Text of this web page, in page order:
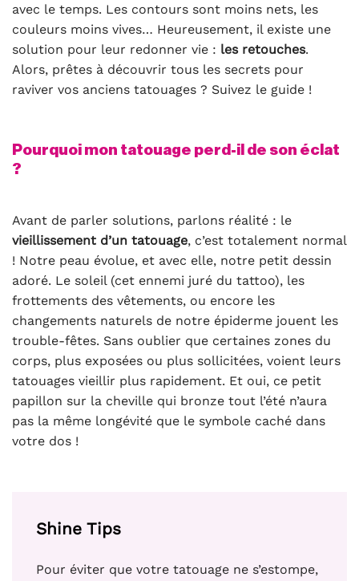
avec le temps. Les contours sont moins nets, les
couleurs moins vives… Heureusement, il existe une
solution pour leur redonner vie : les retouches.
Alors, prêtes à découvrir tous les secrets pour
raviver vos anciens tatouages ? Suivez le guide !
Pourquoi mon tatouage perd-il de son éclat
?
Avant de parler solutions, parlons réalité : le
vieillissement d’un tatouage, c’est totalement normal
! Notre peau évolue, et avec elle, notre petit dessin
adoré. Le soleil (cet ennemi juré du tattoo), les
frottements des vêtements, ou encore les
changements naturels de notre épiderme jouent les
trouble-fêtes. Sans oublier que certaines zones du
corps, plus exposées ou plus sollicitées, voient leurs
tatouages vieillir plus rapidement. Et oui, ce petit
papillon sur la cheville qui bronze tout l’été n’aura
pas la même longévité que le symbole caché dans
votre dos !
Shine Tips
Pour éviter que votre tatouage ne s’estompe,